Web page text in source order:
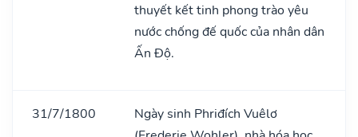
thuyết kết tinh phong trào yêu
nước chống đế quốc của nhân dân
Ấn Độ.
31/7/1800
Ngày sinh Phriđích Vuêlơ